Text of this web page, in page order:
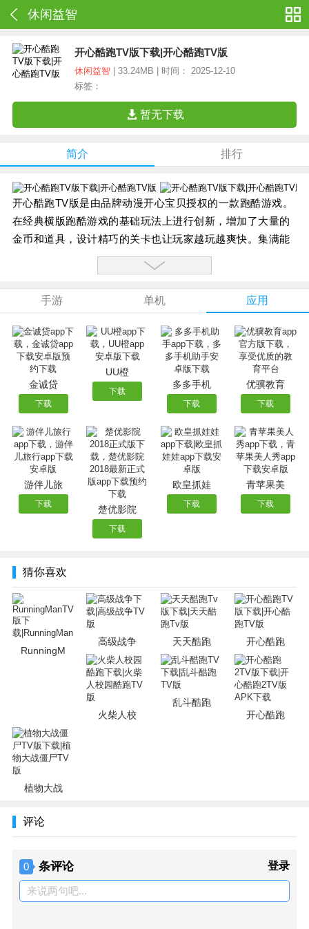
休闲益智
开心酷跑TV版下载|开心酷跑TV版
休闲益智| 33.24MB | 时间： 2025-12-10
标签：
暂无下载
简介 排行
开心酷跑TV版是由品牌动漫开心宝贝授权的一款跑酷游戏。
在经典横版跑酷游戏的基础玩法上进行创新，增加了大量的
金币和道具，设计精巧的关卡也让玩家越玩越爽快。集满能
量槽后超人们还能进行boss战，挑战动漫中登场的各种
boss.击倒boss，瞬间爆炸!
伽罗复活,邪恶超人来袭,机车侠变身等动漫中特色元素悉数登
场，超人们的世界由你来改变!
手游 单机 应用
金诚贷
下载
UU橙
下载
多多手机
下载
优骥教育
下载
游伴儿旅
下载 楚优影院
下载
欧皇抓娃
下载
青苹果美
下载
猜你喜欢
RunningM
高级战争 天天酷跑 开心酷跑
火柴人校
乱斗酷跑
开心酷跑
植物大战
评论
0 条评论 登录
来说两句吧...